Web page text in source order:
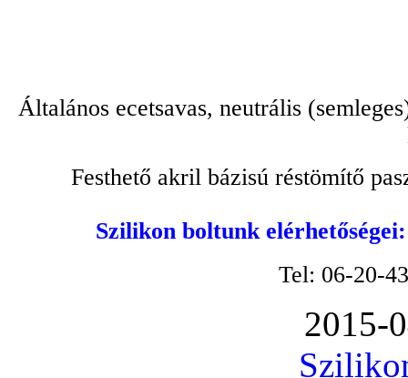
Általános ecetsavas, neutrális
Festhető akril bázisú réstömítő
Szilikon boltunk
Tel: 06-20-
2015-